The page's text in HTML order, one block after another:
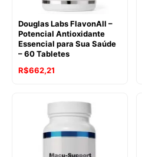
Douglas Labs FlavonAll –
Potencial Antioxidante
Essencial para Sua Saúde
– 60 Tabletes
R$662,21